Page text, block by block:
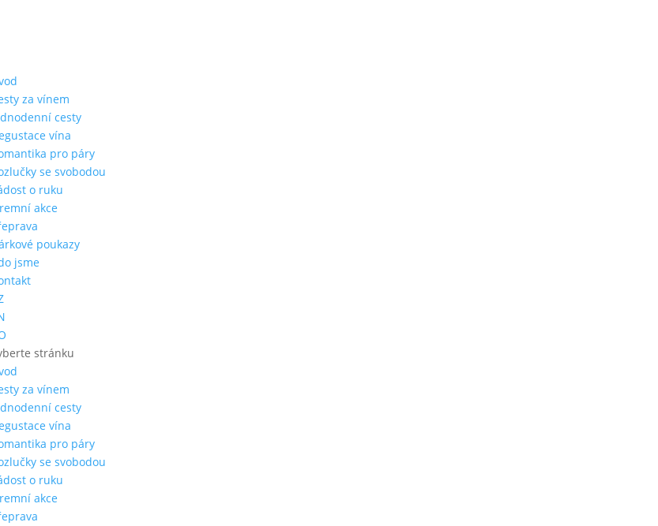
za vínem
cesty
vína
pro páry
se svobodou
o ruku
akce
poukazy
jsme
stránku
za vínem
cesty
vína
pro páry
se svobodou
o ruku
akce